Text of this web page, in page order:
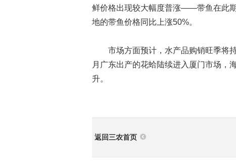
鲜价格出现较大幅度普涨——带鱼在此
地的带鱼价格同比上涨50%。
市场方面预计，水产品购销旺季将持
月广东出产的花蛤陆续进入厦门市场，
升。
返回三农首页